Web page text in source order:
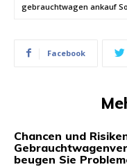
gebrauchtwagen ankauf
Facebook
Chancen und
beugen Sie